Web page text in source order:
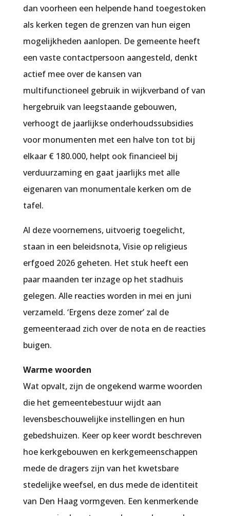
dan voorheen een helpende hand toegestoken
als kerken tegen de grenzen van hun eigen
mogelijkheden aanlopen. De gemeente heeft
een vaste contactpersoon aangesteld, denkt
actief mee over de kansen van
multifunctioneel gebruik in wijkverband of van
hergebruik van leegstaande gebouwen,
verhoogt de jaarlijkse onderhoudssubsidies
voor monumenten met een halve ton tot bij
elkaar € 180.000, helpt ook financieel bij
verduurzaming en gaat jaarlijks met alle
eigenaren van monumentale kerken om de
tafel.
Al deze voornemens, uitvoerig toegelicht,
staan in een beleidsnota, Visie op religieus
erfgoed 2026geheten. Het stuk heeft een
paar maanden ter inzage op het stadhuis
gelegen. Alle reacties worden in mei en juni
verzameld. ‘Ergens deze zomer’ zal de
gemeenteraad zich over de nota en de reacties
buigen.
Warme woorden
Wat opvalt, zijn de ongekend warme woorden
die het gemeentebestuur wijdt aan
levensbeschouwelijke instellingen en hun
gebedshuizen. Keer op keer wordt beschreven
hoe kerkgebouwen en kerkgemeenschappen
mede de dragers zijn van het kwetsbare
stedelijke weefsel, en dus mede de identiteit
van Den Haag vormgeven. Een kenmerkende